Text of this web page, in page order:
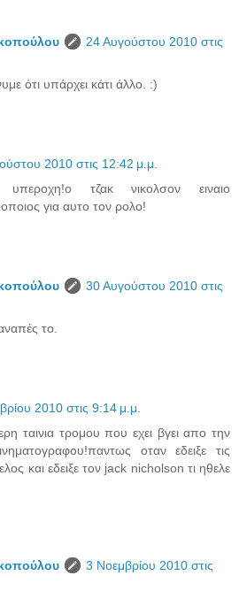
24 Αυγούστου 2010 στις
ότι υπάρχει κάτι άλλο. :)
2010 στις 12:42 μ.μ.
τζακ νικολσον ειναιο
για αυτο τον ρολο!
30 Αυγούστου 2010 στις
το.
2010 στις 9:14 μ.μ.
ταινια τρομου που εχει βγει απο την
οταν εδειξε τις
και εδειξε τον jack nicholson τι ηθελε
3 Νοεμβρίου 2010 στις